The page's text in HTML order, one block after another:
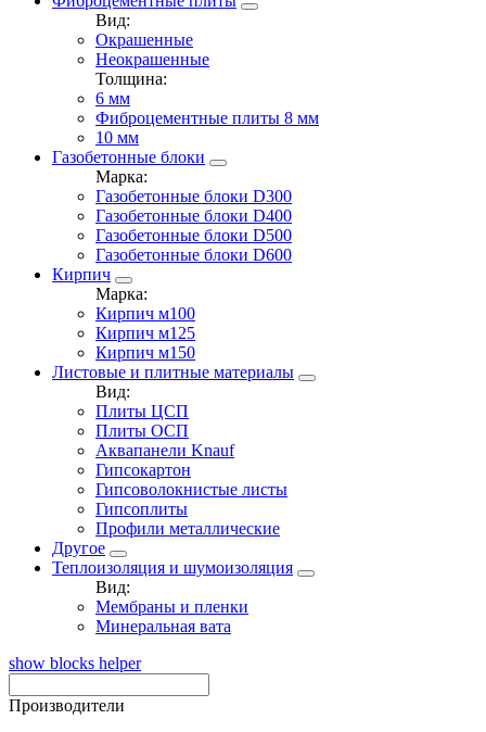
Вид:
Окрашенные
Неокрашенные
Толщина:
6 мм
Фиброцементные плиты 8 мм
10 мм
Газобетонные блоки
Марка:
Газобетонные блоки D300
Газобетонные блоки D400
Газобетонные блоки D500
Газобетонные блоки D600
Кирпич
Марка:
Кирпич м100
Кирпич м125
Кирпич м150
Листовые и плитные материалы
Вид:
Плиты ЦСП
Плиты ОСП
Аквапанели Knauf
Гипсокартон
Гипсоволокнистые листы
Гипсоплиты
Профили металлические
Другое
Теплоизоляция и шумоизоляция
Вид:
Мембраны и пленки
Минеральная вата
show blocks helper
Производители